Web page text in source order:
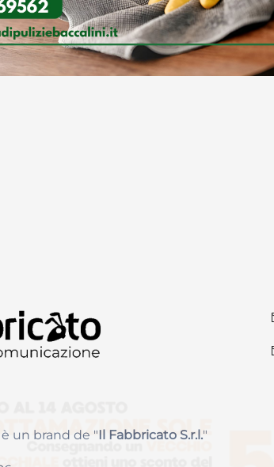
un brand de " Il Fabbricato S.r.l."